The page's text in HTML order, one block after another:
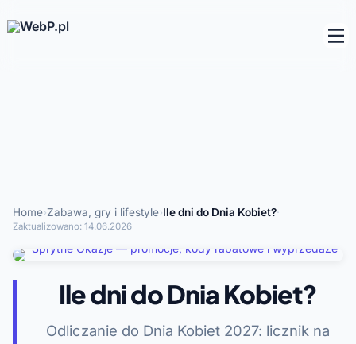
Home›Zabawa, gry i lifestyle›Ile dni do Dnia Kobiet?·
Zaktualizowano: 14.06.2026
Ile dni do Dnia Kobiet?
Odliczanie do Dnia Kobiet 2027: licznik na